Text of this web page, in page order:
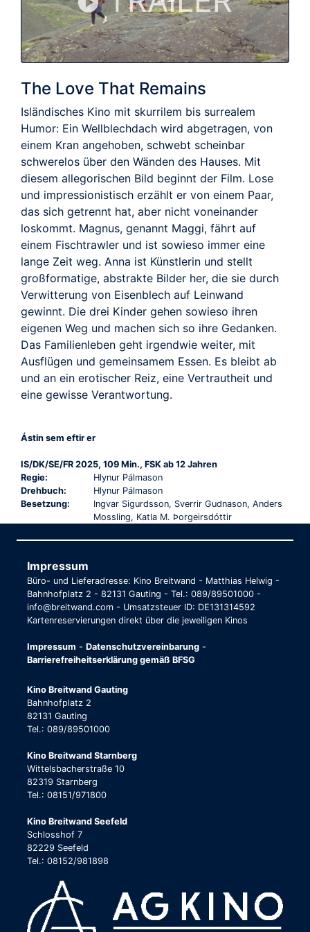
The Love That Remains
Isländisches Kino mit skurrilem bis surrealem
Humor: Ein Wellblechdach wird abgetragen, von
einem Kran angehoben, schwebt scheinbar
schwerelos über den Wänden des Hauses. Mit
diesem allegorischen Bild beginnt der Film. Lose
und impressionistisch erzählt er von einem Paar,
das sich getrennt hat, aber nicht voneinander
loskommt. Magnus, genannt Maggi, fährt auf
einem Fischtrawler und ist sowieso immer eine
lange Zeit weg. Anna ist Künstlerin und stellt
großformatige, abstrakte Bilder her, die sie durch
Verwitterung von Eisenblech auf Leinwand
gewinnt. Die drei Kinder gehen sowieso ihren
eigenen Weg und machen sich so ihre Gedanken.
Das Familienleben geht irgendwie weiter, mit
Ausflügen und gemeinsamem Essen. Es bleibt ab
und an ein erotischer Reiz, eine Vertrautheit und
eine gewisse Verantwortung.
Ástin sem eftir er
IS/DK/SE/FR 2025, 109 Min., FSK ab 12 Jahren
Regie:
Hlynur Pálmason
Drehbuch:
Hlynur Pálmason
Besetzung:
Ingvar Sigurdsson, Sverrir Gudnason, Anders
Mossling, Katla M. Þorgeirsdóttir
Impressum
Büro- und Lieferadresse: Kino Breitwand - Matthias Helwig -
Bahnhofplatz 2 - 82131 Gauting - Tel.: 089/89501000 -
info@breitwand.com - Umsatzsteuer ID: DE131314592
Kartenreservierungen direkt über die jeweiligen Kinos
Impressum - Datenschutzvereinbarung -
Barrierefreiheitserklärung gemäß BFSG
Kino Breitwand Gauting
Bahnhofplatz 2
82131 Gauting
Tel.: 089/89501000
Kino Breitwand Starnberg
Wittelsbacherstraße 10
82319 Starnberg
Tel.: 08151/971800
Kino Breitwand Seefeld
Schlosshof 7
82229 Seefeld
Tel.: 08152/981898